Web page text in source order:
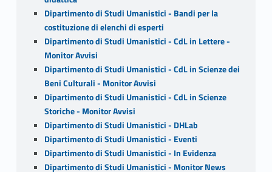
Dipartimento di Studi Umanistici - Bandi per la
costituzione di elenchi di esperti
Dipartimento di Studi Umanistici - CdL in Lettere -
Monitor Avvisi
Dipartimento di Studi Umanistici - CdL in Scienze dei
Beni Culturali - Monitor Avvisi
Dipartimento di Studi Umanistici - CdL in Scienze
Storiche - Monitor Avvisi
Dipartimento di Studi Umanistici - DHLab
Dipartimento di Studi Umanistici - Eventi
Dipartimento di Studi Umanistici - In Evidenza
Dipartimento di Studi Umanistici - Monitor News